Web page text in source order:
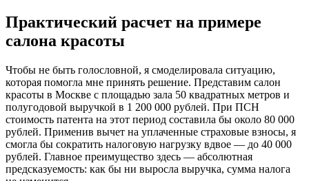
Практический расчет на примере
салона красоты
Чтобы не быть голословной, я смоделировала ситуацию,
которая помогла мне принять решение. Представим салон
красоты в Москве с площадью зала 50 квадратных метров и
полугодовой выручкой в 1 200 000 рублей. При ПСН
стоимость патента на этот период составила бы около 80 000
рублей. Применив вычет на уплаченные страховые взносы, я
смогла бы сократить налоговую нагрузку вдвое — до 40 000
рублей. Главное преимущество здесь — абсолютная
предсказуемость: как бы ни выросла выручка, сумма налога